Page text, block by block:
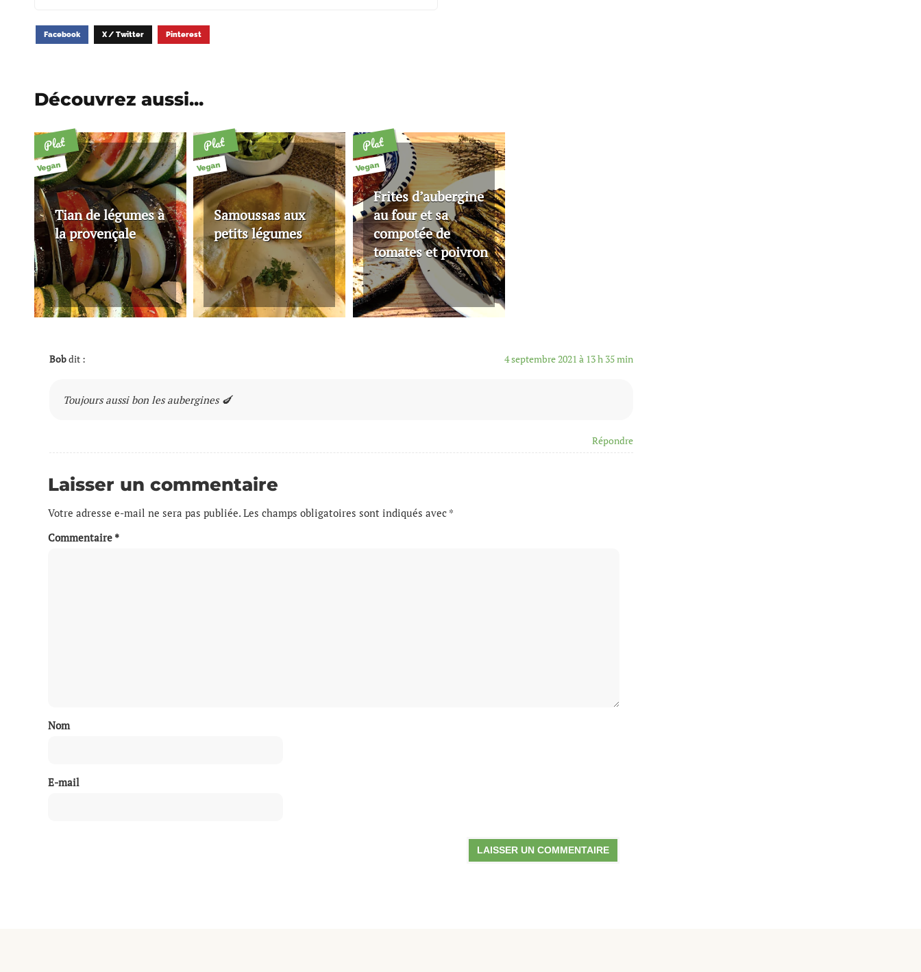
Facebook X / Twitter Pinterest
Découvrez aussi...
Plat
Vegan
Tian de légumes à
la provençale
Plat
Vegan
Samoussas aux
petits légumes
Plat
Vegan
Frites d’aubergine
au four et sa
compotée de
tomates et poivron
Bobdit : 4 septembre 2021 à 13 h 35 min
Toujours aussi bon les aubergines 🍆
Répondre
Laisser un commentaire
Votre adresse e-mail ne sera pas publiée. Les champs obligatoires sont indiqués avec *
Commentaire *
Nom
E-mail